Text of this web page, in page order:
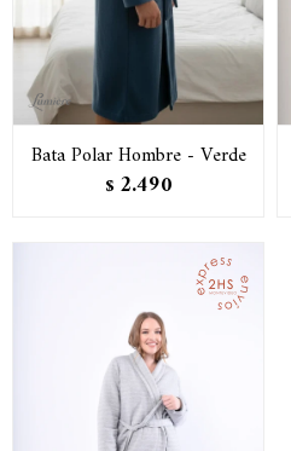
Bata Polar Hombre - Verde
$ 2.490